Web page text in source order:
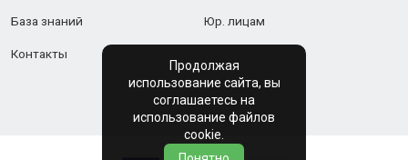
База знаний Юр. лицам
Контакты
Продолжая
использование сайта, вы
соглашаетесь на
использование файлов
cookie.